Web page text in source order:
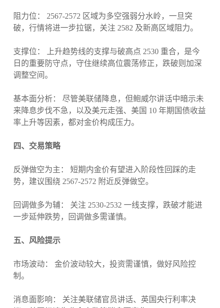
阻力位： 2567-2572 区域为多空强弱分水岭，一旦突
破，行情将进一步拉锯，关注 2582 及新高区域阻力。
支撑位： 上升趋势线的支撑与破高点 2530 重合，是今
日的重要防守点，守住继续高位震荡修正，跌破则加深
调整空间。
基本面分析： 尽管美联储降息，但鲍威尔讲话中暗示未
来降息步伐不急，以及美元走强、美国 10 年期国债收益
率上升等因素，都对金价构成压力。
四、交易策略
反弹做空为主： 短期内金价有望进入阶段性回踩的走
势，建议围绕 2567-2572 附近反弹做空。
回调做多为辅： 关注 2530-2532 一线支撑，跌破才能进
一步延伸跌势，回调做多需谨慎。
五、风险提示
市场波动： 金价波动较大，投资需谨慎，做好风险控
制。
消息面影响： 关注美联储官员讲话、英国央行利率决